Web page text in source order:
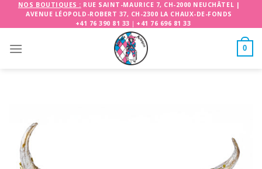
NOS BOUTIQUES : RUE SAINT-MAURICE 7, CH-2000 NEUCHÂTEL |
AVENUE LÉOPOLD-ROBERT 37, CH-2300 LA CHAUX-DE-FONDS
+41 76 390 81 33 | +41 76 696 81 33
0